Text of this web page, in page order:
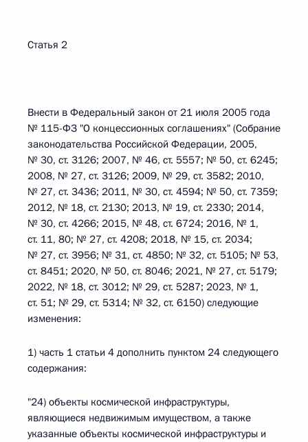
Статья 2
Внести в Федеральный закон от 21 июля 2005 года
№ 115-ФЗ "О концессионных соглашениях" (Собрание
законодательства Российской Федерации, 2005,
№ 30, ст. 3126; 2007, № 46, ст. 5557; № 50, ст. 6245;
2008, № 27, ст. 3126; 2009, № 29, ст. 3582; 2010,
№ 27, ст. 3436; 2011, № 30, ст. 4594; № 50, ст. 7359;
2012, № 18, ст. 2130; 2013, № 19, ст. 2330; 2014,
№ 30, ст. 4266; 2015, № 48, ст. 6724; 2016, № 1,
ст. 11, 80; № 27, ст. 4208; 2018, № 15, ст. 2034;
№ 27, ст. 3956; № 31, ст. 4850; № 32, ст. 5105; № 53,
ст. 8451; 2020, № 50, ст. 8046; 2021, № 27, ст. 5179;
2022, № 18, ст. 3012; № 29, ст. 5287; 2023, № 1,
ст. 51; № 29, ст. 5314; № 32, ст. 6150) следующие
изменения:
1) часть 1 статьи 4 дополнить пунктом 24 следующего
содержания:
"24) объекты космической инфраструктуры,
являющиеся недвижимым имуществом, а также
указанные объекты космической инфраструктуры и